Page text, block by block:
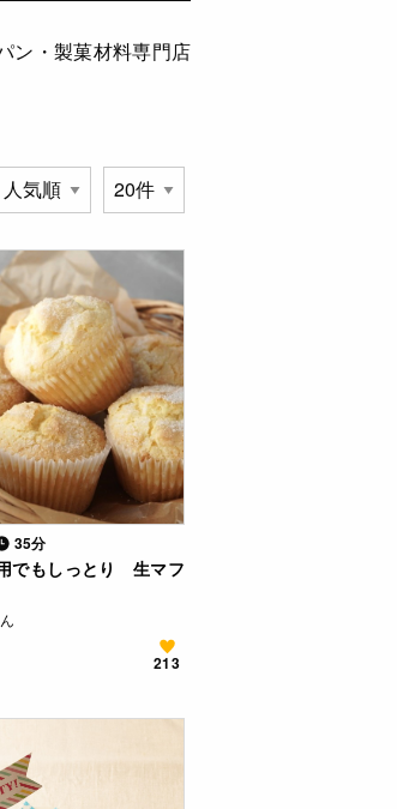
ン・製菓材料専門店
35分
でもしっとり 生マフ
213